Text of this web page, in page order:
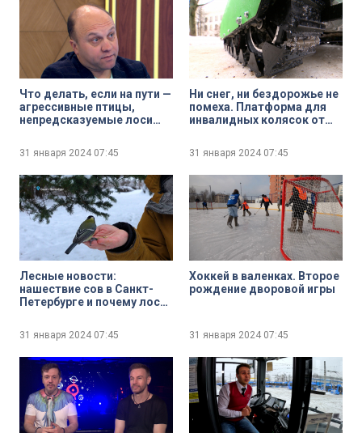
Что делать, если на пути —
агрессивные птицы,
непредсказуемые лоси
бессонницей? Советы
31 января 2024 07:45
Ни снег, ни бездорожье не
помеха. Платформа для
инвалидных колясок от
31 января 2024 07:45
Лесные новости:
нашествие сов в Санкт-
Петербурге и почему лоси
31 января 2024 07:45
Хоккей в валенках. Второе
рождение дворовой игры
31 января 2024 07:45